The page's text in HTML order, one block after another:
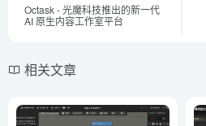
Octask - 光魔科技推出的新一代
AI 原生内容工作室平台
相关文章